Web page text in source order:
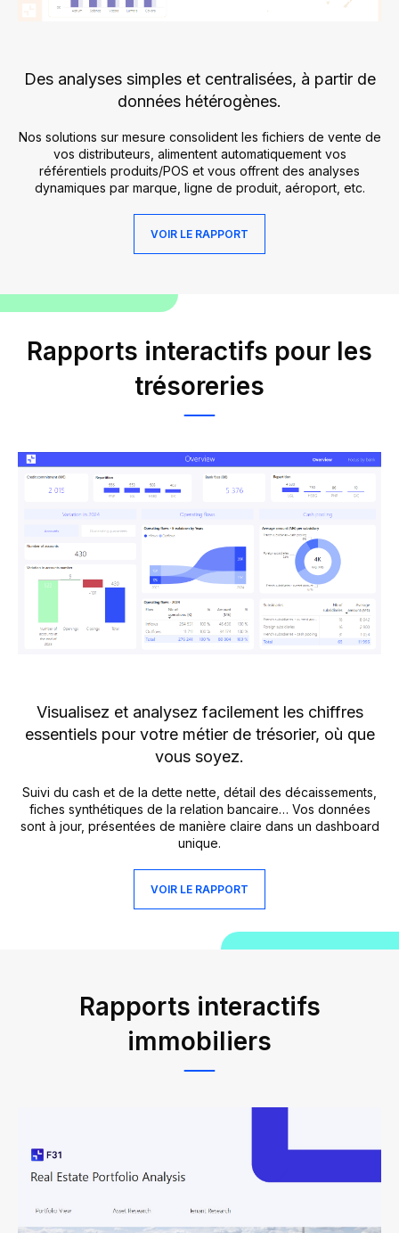
Des analyses simples et centralisées, à partir de
données hétérogènes.
Nos solutions sur mesure consolident les fichiers de vente de
vos distributeurs, alimentent automatiquement vos
référentiels produits/POS et vous offrent des analyses
dynamiques par marque, ligne de produit, aéroport, etc.
VOIR LE RAPPORT
Rapports interactifs pour les
trésoreries
Visualisez et analysez facilement les chiffres
essentiels pour votre métierde trésorier, où que
vous soyez.
Suivi du cash et de la dette nette, détail des décaissements,
fiches synthétiques de la relation bancaire… Vos données
sont à jour, présentées de manière claire dans un dashboard
unique.
VOIR LE RAPPORT
Rapports interactifs
immobiliers